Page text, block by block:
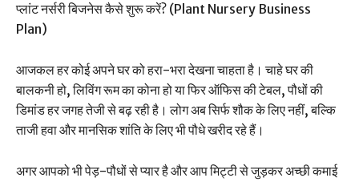
प्लांट नर्सरी बिजनेस कैसे शुरू करें? (Plant Nursery Business
Plan)
आजकल हर कोई अपने घर को हरा-भरा देखना चाहता है। चाहे घर की
बालकनी हो, लिविंग रूम का कोना हो या फिर ऑफिस की टेबल, पौधों की
डिमांड हर जगह तेजी से बढ़ रही है। लोग अब सिर्फ शौक के लिए नहीं, बल्कि
ताजी हवा और मानसिक शांति के लिए भी पौधे खरीद रहे हैं।
अगर आपको भी पेड़-पौधों से प्यार है और आप मिट्टी से जुड़कर अच्छी कमाई